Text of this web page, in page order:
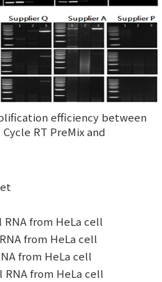
efficiency between
RT PreMix and
RNA from HeLa cell
from HeLa cell
from HeLa cell
RNA from HeLa cell